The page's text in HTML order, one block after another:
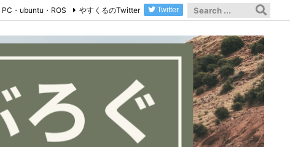
PC・ubuntu・ROS やすくるのTwitter Twitter